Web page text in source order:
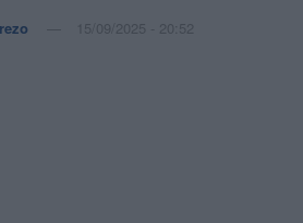
15/09/2025 - 20:52